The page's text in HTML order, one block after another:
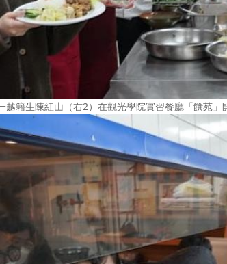
越籍生陳紅山（右2）在觀光學院實習餐廳「饌苑